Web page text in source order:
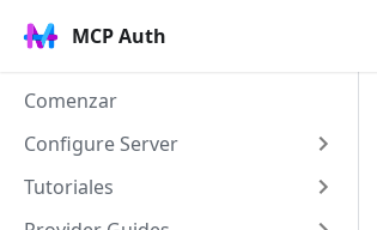
MCP Auth
Comenzar
Configure Server
Tutoriales